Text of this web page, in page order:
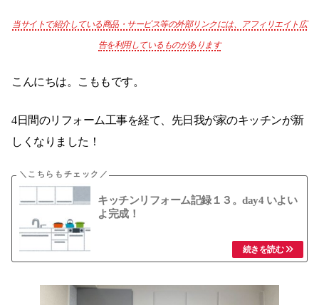
当サイトで紹介している商品・サービス等の外部リンクには、アフィリエイト広
告を利用しているものがあります
こんにちは。こももです。
4日間のリフォーム工事を経て、先日我が家のキッチンが新
しくなりました！
キッチンリフォーム記録１３。day4 いよい
よ完成！